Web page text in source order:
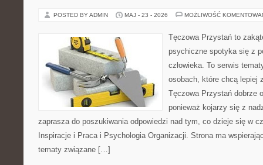
POSTED BY ADMIN MAJ - 23 - 2026 MOŻLIWOŚĆ
Tęczowa Przystań to
psychiczne spotyka się z
człowieka. To serwis
osobach, które chcą lepiej
Tęczowa Przystań dobrze
ponieważ kojarzy się z
zaprasza do poszukiwania odpowiedzi nad tym, co dzieje się w
Inspiracje i Praca i Psychologia Organizacji. Strona ma
tematy związane […]